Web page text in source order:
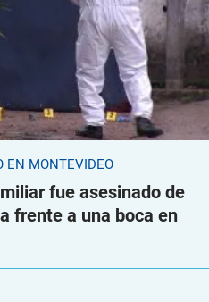
EN MONTEVIDEO
fue asesinado de
frente a una boca en